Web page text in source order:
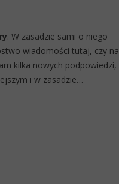
. W zasadzie sami o niego
wiadomości tutaj, czy na
kilka nowych podpowiedzi,
i w zasadzie…